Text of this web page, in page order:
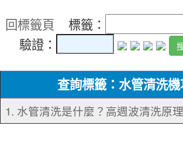
回標籤頁 標籤：
驗證：
查詢標籤：水管清洗
1. 水管清洗是什麼？高週波清洗原